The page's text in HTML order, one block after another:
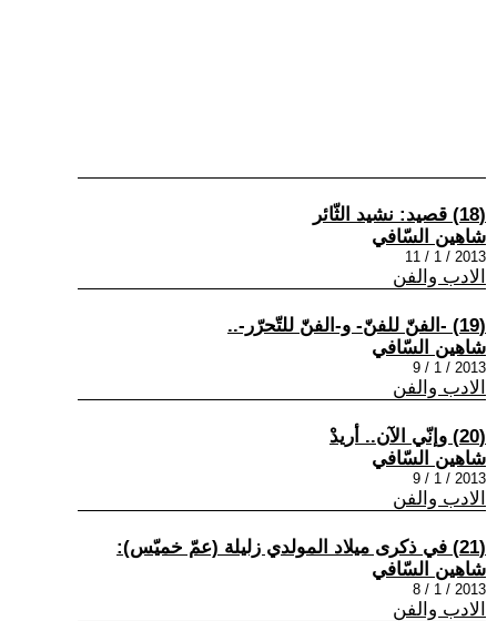
(18) قصيد: نشيد الثّائر
شاهين السّافي
2013 / 1 / 11
الادب والفن
(19) -الفنّ للفنّ- و-الفنّ للتّحرّر-..
شاهين السّافي
2013 / 1 / 9
الادب والفن
(20) وإنّي الآن.. أريدْ
شاهين السّافي
2013 / 1 / 9
الادب والفن
(21) في ذكرى ميلاد المولدي زليلة (عمّ خميّس):
شاهين السّافي
2013 / 1 / 8
الادب والفن